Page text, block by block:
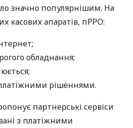
значно популярнішим. На
касових апаратів, пРРО:
обладнання;
платіжними рішеннями.
партнерські сервіси
з платіжними